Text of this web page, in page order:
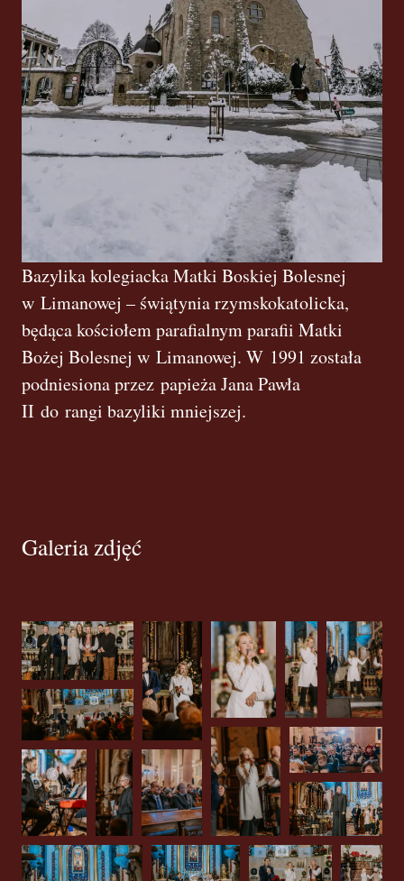
Bazylika kolegiacka Matki Boskiej Bolesnej
w Limanowej – świątynia rzymskokatolicka,
będąca kościołem parafialnym parafii Matki
Bożej Bolesnej w Limanowej. W 1991 została
podniesiona przez papieża Jana Pawła
II do rangi bazyliki mniejszej.
Galeria zdjęć